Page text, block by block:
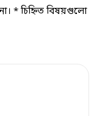
*চিহ্নিত বিষয়গুলো